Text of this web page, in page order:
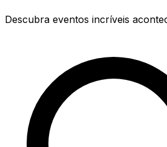
Descubra eventos incríveis